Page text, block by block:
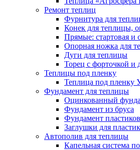
Ремонт теплиц
Фурнитура для
Конек для теплицы,
Прямые: стартовая и
Опорная ножка для
Дуги для теплицы
Торец с форточкой и
Теплицы под пленку
Теплица под пленку
Фундамент для теплицы
Оцинкованный
Фундамент из бруса
Фундамент
Заглушки для
Автополив для теплицы
Капельная система